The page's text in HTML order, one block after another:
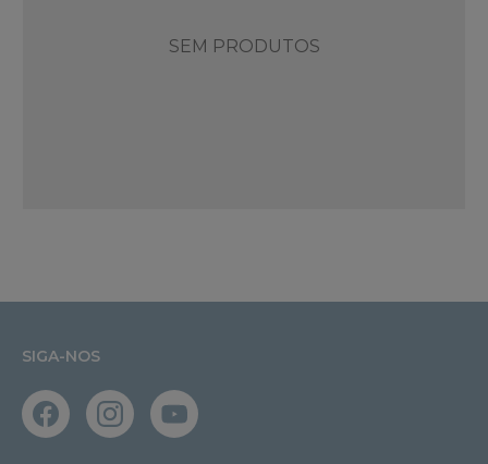
SEM PRODUTOS
SIGA-NOS